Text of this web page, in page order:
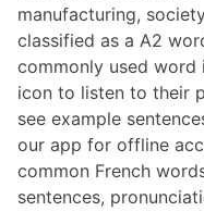
manufacturing,
classified as a A2
commonly used word
icon to listen to their
see example
our app for offline
common French
sentences,